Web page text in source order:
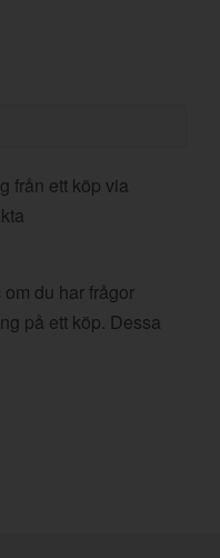
från ett köp via
du har frågor
på ett köp. Dessa